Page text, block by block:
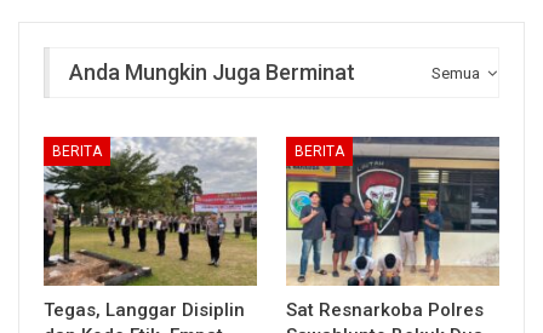
Semua
Anda Mungkin Juga Berminat
BERITA
Tegas, Langgar Disiplin
BERITA
Sat Resnarkoba Polres